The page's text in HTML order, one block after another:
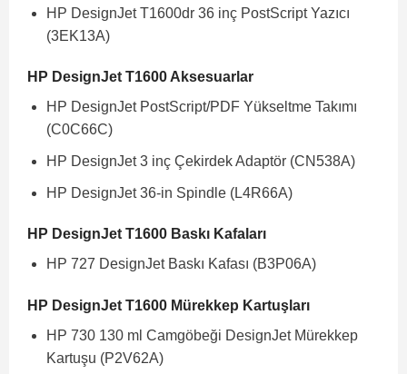
HP DesignJet T1600dr 36 inç PostScript Yazıcı
(3EK13A)
HP DesignJet T1600 Aksesuarlar
HP DesignJet PostScript/PDF Yükseltme Takımı
(C0C66C)
HP DesignJet 3 inç Çekirdek Adaptör (CN538A)
HP DesignJet 36-in Spindle (L4R66A)
HP DesignJet T1600 Baskı Kafaları
HP 727 DesignJet Baskı Kafası (B3P06A)
HP DesignJet T1600 Mürekkep Kartuşları
HP 730 130 ml Camgöbeği DesignJet Mürekkep
Kartuşu (P2V62A)